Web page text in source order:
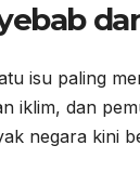
isu paling
iklim, dan
negara kini